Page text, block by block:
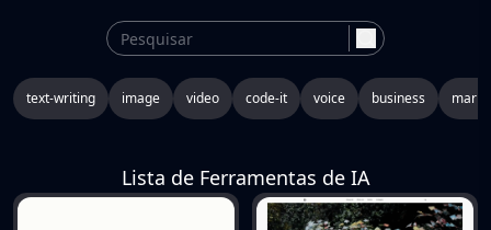
search
text-writing image video code-it voice business
Lista de Ferramentas de IA